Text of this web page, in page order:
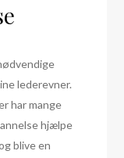
lederevner.
har mange
hjælpe
blive en